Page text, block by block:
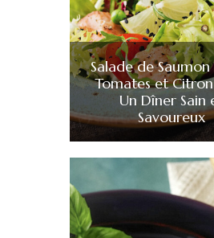
Salade de
Tomates et
Un Dîner Sain
Savoureux